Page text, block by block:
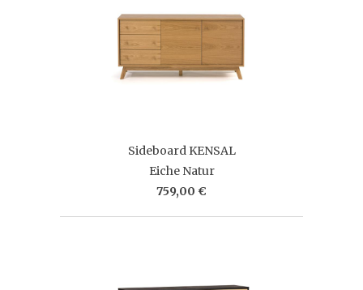
Sideboard KENSAL
Eiche Natur
759,00 €